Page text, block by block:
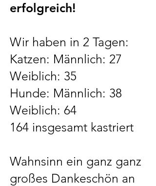
erfolgreich!
Wir haben in 2 Tagen:
Katzen: Männlich: 27
Weiblich: 35
Hunde: Männlich: 38
Weiblich: 64
164 insgesamt kastriert
Wahnsinn ein ganz ganz
großes Dankeschön an